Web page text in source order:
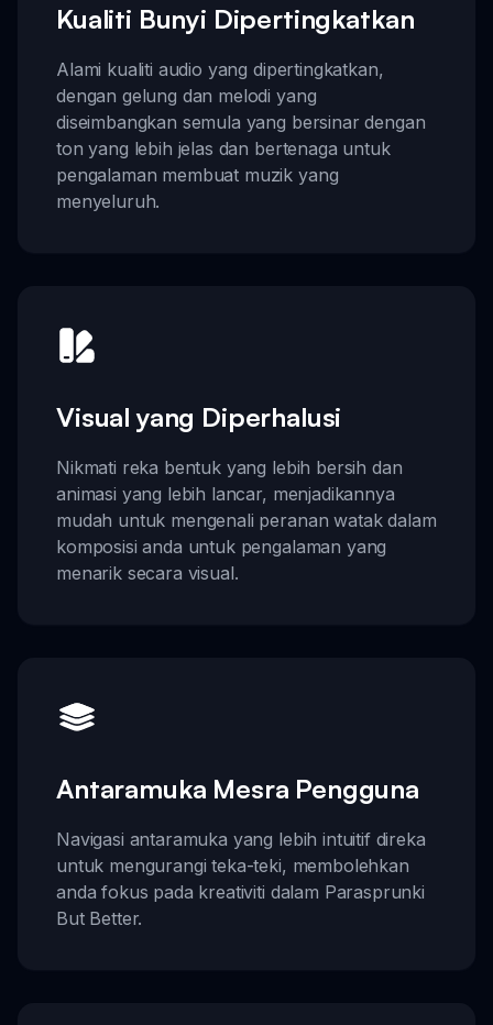
Kualiti Bunyi Dipertingkatkan
Alami kualiti audio yang dipertingkatkan,
dengan gelung dan melodi yang
diseimbangkan semula yang bersinar dengan
ton yang lebih jelas dan bertenaga untuk
pengalaman membuat muzik yang
menyeluruh.
Visual yang Diperhalusi
Nikmati reka bentuk yang lebih bersih dan
animasi yang lebih lancar, menjadikannya
mudah untuk mengenali peranan watak dalam
komposisi anda untuk pengalaman yang
menarik secara visual.
Antaramuka Mesra Pengguna
Navigasi antaramuka yang lebih intuitif direka
untuk mengurangi teka-teki, membolehkan
anda fokus pada kreativiti dalam Parasprunki
But Better.